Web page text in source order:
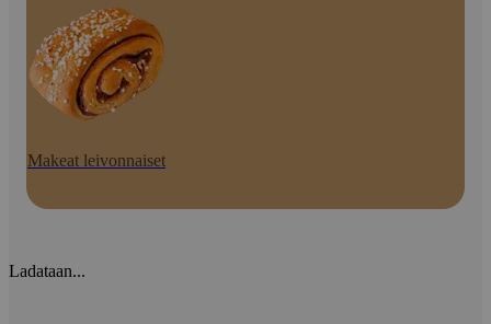
Makeat leivonnaiset
Ladataan...